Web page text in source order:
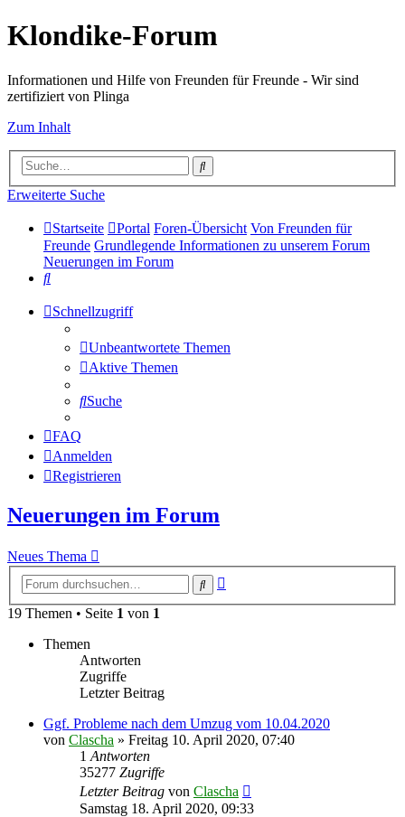
Klondike-Forum
Informationen und Hilfe von Freunden für Freunde - Wir sind
zertifiziert von Plinga
Zum Inhalt
Suche
Erweiterte Suche
Startseite Portal Foren-Übersicht Von Freunden für
Freunde Grundlegende Informationen zu unserem Forum
Neuerungen im Forum
Suche
Schnellzugriff
Unbeantwortete Themen
Aktive Themen
Suche
FAQ
Anmelden
Registrieren
Neuerungen im Forum
Neues Thema
Suche
19 Themen • Seite 1 von 1
Themen
Antworten
Zugriffe
Letzter Beitrag
Ggf. Probleme nach dem Umzug vom 10.04.2020
von Clascha » Freitag 10. April 2020, 07:40
1 Antworten
35277 Zugriffe
Letzter Beitrag von Clascha
Samstag 18. April 2020, 09:33